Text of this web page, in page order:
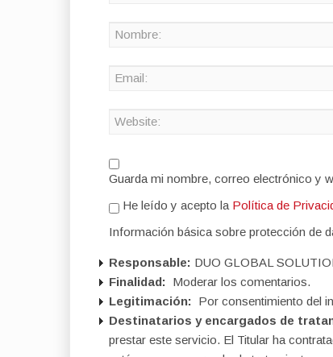
Guarda mi nombre, correo electrónico y
He leído y acepto la Política de
Información básica sobre protección de
Responsable: DUO GLOBAL
Finalidad: Moderar los comentarios.
Legitimación: Por consentimiento del
Destinatarios y encargados de
prestar este servicio. El Titular ha